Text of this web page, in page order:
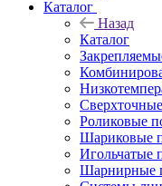
Каталог
Назад
Каталог
Роликовые
Шариковые
Игольчатые
Шарнирные